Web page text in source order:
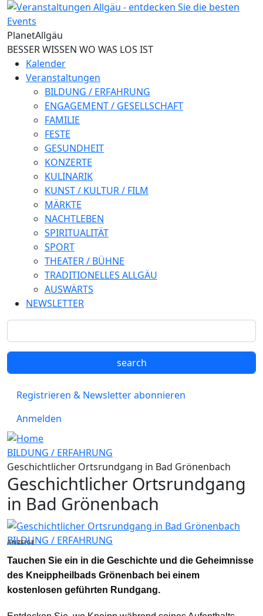
Direkt zum Inhalt
PlanetAllgäu
BESSER WISSEN WO WAS LOS IST
Kalender
Veranstaltungen
BILDUNG / ERFAHRUNG
ENGAGEMENT / GESELLSCHAFT
FAMILIE
FESTE
GESUNDHEIT
KONZERTE
KULINARIK
KUNST / KULTUR / FILM
MÄRKTE
NACHTLEBEN
SPIRITUALITÄT
SPORT
THEATER / BÜHNE
TRADITIONELLES ALLGÄU
AUSWÄRTS
NEWSLETTER
Registrieren & Newsletter abonnieren
Anmelden
BILDUNG / ERFAHRUNG
Geschichtlicher Ortsrundgang in Bad Grönenbach
Geschichtlicher Ortsrundgang
in Bad Grönenbach
BILDUNG / ERFAHRUNG
ANZEIGE
Tauchen Sie ein in die Geschichte und die Geheimnisse
des Kneippheilbads Grönenbach bei einem
kostenlosen geführten Rundgang.